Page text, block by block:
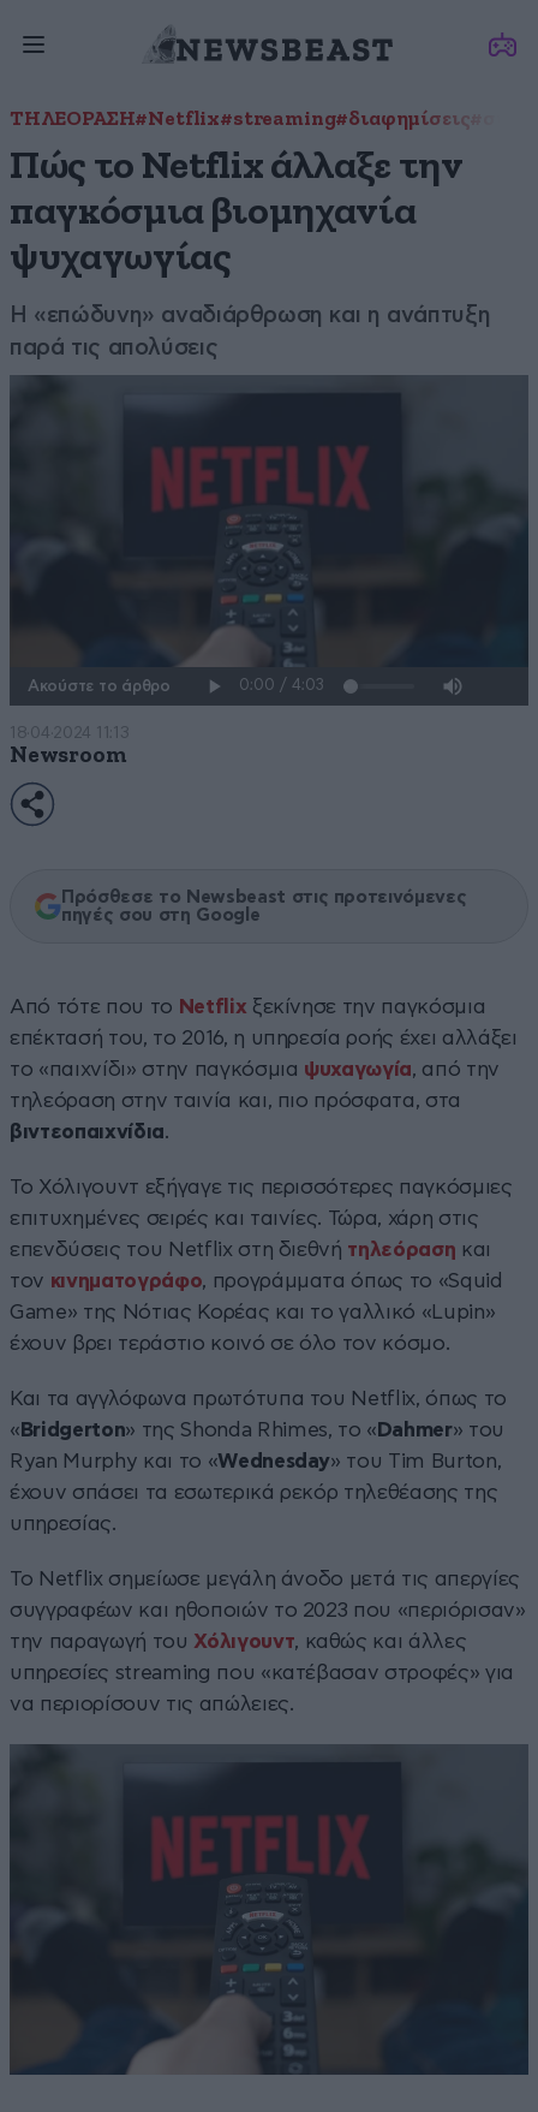
ΤΗΛΕΟΡΑΣΗ#Netflix#streaming#διαφημίσεις
Πώς το Netflix άλλαξε την
παγκόσμια βιομηχανία
ψυχαγωγίας
Η «επώδυνη» αναδιάρθρωση και η ανάπτυξη
παρά τις απολύσεις
Ακούστε το άρθρο
18·04·2024 11:13
Newsroom
Πρόσθεσε το Newsbeast στις προτεινόμενες
πηγές σου στη Google
Από τότε που το Netflix ξεκίνησε την παγκόσμια
επέκτασή του, το 2016, η υπηρεσία ροής έχει αλλάξει
το «παιχνίδι» στην παγκόσμια ψυχαγωγία, από την
τηλεόραση στην ταινία και, πιο πρόσφατα, στα
βιντεοπαιχνίδια.
Το Χόλιγουντ εξήγαγε τις περισσότερες παγκόσμιες
επιτυχημένες σειρές και ταινίες. Τώρα, χάρη στις
επενδύσεις του Netflix στη διεθνή τηλεόραση και
τον κινηματογράφο, προγράμματα όπως το «Squid
Game» της Νότιας Κορέας και το γαλλικό «Lupin»
έχουν βρει τεράστιο κοινό σε όλο τον κόσμο.
Και τα αγγλόφωνα πρωτότυπα του Netflix, όπως το
« Bridgerton» της Shonda Rhimes, το « Dahmer» του
Ryan Murphy και το «Wednesday» του Tim Burton,
έχουν σπάσει τα εσωτερικά ρεκόρ τηλεθέασης της
υπηρεσίας.
Το Netflix σημείωσε μεγάλη άνοδο μετά τις απεργίες
συγγραφέων και ηθοποιών το 2023 που «περιόρισαν»
την παραγωγή του Χόλιγουντ, καθώς και άλλες
υπηρεσίες streaming που «κατέβασαν στροφές» για
να περιορίσουν τις απώλειες.